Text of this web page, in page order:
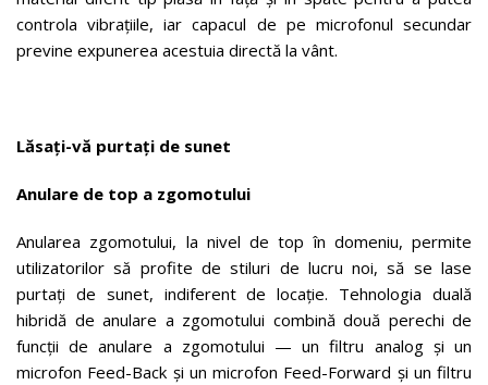
controla vibrațiile, iar capacul de pe microfonul secundar
previne expunerea acestuia directă la vânt.
Lăsați-vă purtați de sunet
Anulare de top a zgomotului
Anularea zgomotului, la nivel de top în domeniu, permite
utilizatorilor să profite de stiluri de lucru noi, să se lase
purtați de sunet, indiferent de locație. Tehnologia duală
hibridă de anulare a zgomotului combină două perechi de
funcții de anulare a zgomotului — un filtru analog și un
microfon Feed-Back și un microfon Feed-Forward și un filtru